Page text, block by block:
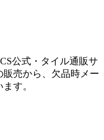
公式・タイル通販サ
売から、欠品時メー
す。